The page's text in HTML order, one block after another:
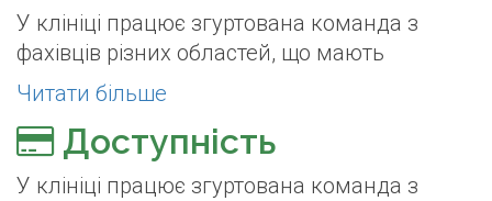
У клініці працює згуртована команда з
фахівців різних областей, що мають
Читати більше
Доступність
У клініці працює згуртована команда з